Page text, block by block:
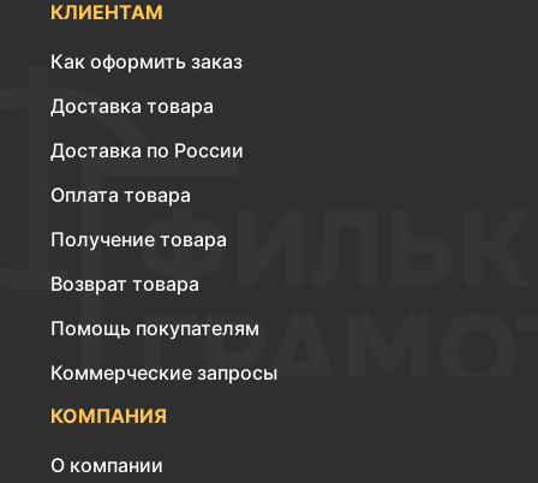
КЛИЕНТАМ
Как оформить заказ
Доставка товара
Доставка по России
Оплата товара
Получение товара
Возврат товара
Помощь покупателям
Коммерческие запросы
КОМПАНИЯ
О компании